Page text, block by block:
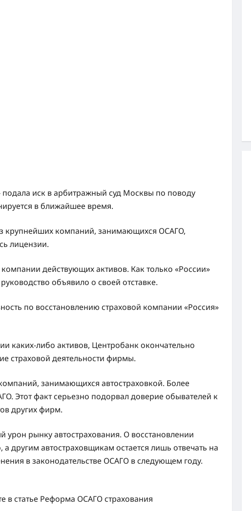
подала иск в арбитражный суд Москвы по поводу
в ближайшее время.
крупнейших компаний, занимающихся ОСАГО,
лицензии.
действующих активов. Как только «России»
объявило о своей отставке.
по восстановлению страховой компании «Россия»
каких-либо активов, Центробанк окончательно
страховой деятельности фирмы.
занимающихся автостраховкой. Более
Этот факт серьезно подорвал доверие обывателей к
других фирм.
урон рынку автострахования. О восстановлении
другим автостраховщикам остается лишь отвечать на
в законодательстве ОСАГО в следующем году.
в статье Реформа ОСАГО страхования